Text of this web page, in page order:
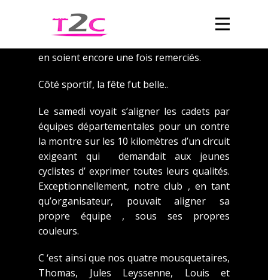
passifs!
en soient encore une fois remerciés.
Côté sportif, la fête fut belle..
Le samedi voyait s’aligner les cadets par
équipes départementales pour un contre
la montre sur les 10 kilomètres d’un circuit
exigeant qui demandait aux jeunes
cyclistes d’ exprimer toutes leurs qualités.
Exceptionnellement, notre club , en tant
qu’organisateur, pouvait aligner sa
propre équipe , sous ses propres
couleurs.
C ‘est ainsi que nos quatre mousquetaires,
Thomas, Jules Leyssenne, Louis et